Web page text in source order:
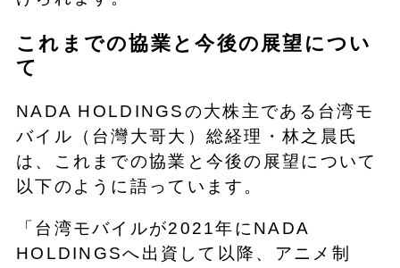
これまでの協業と今後の展望につい
て
NADA HOLDINGSの大株主である台湾モ
バイル（台灣大哥大）総経理・林之晨氏
は、これまでの協業と今後の展望について
以下のように語っています。
「台湾モバイルが2021年にNADA
HOLDINGSへ出資して以降、アニメ制